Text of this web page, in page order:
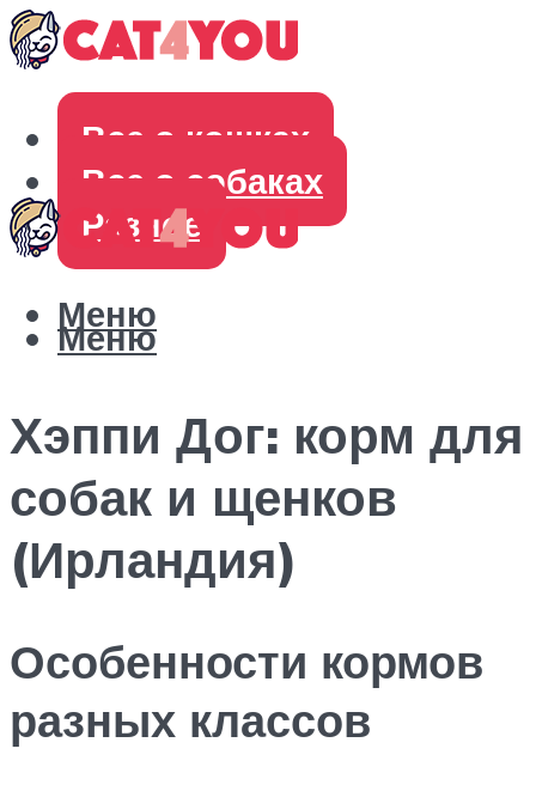
Все о кошках
Все о собаках
Разное
Меню
Меню
Хэппи Дог: корм для
собак и щенков
(Ирландия)
Особенности кормов
разных классов